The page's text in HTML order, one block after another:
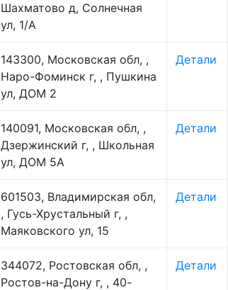
Шахматово д, Солнечная
ул, 1/А
143300, Московская обл, ,
Наро-Фоминск г, , Пушкина
ул, ДОМ 2
Детали
140091, Московская обл, ,
Дзержинский г, , Школьная
ул, ДОМ 5А
Детали
601503, Владимирская обл,
, Гусь-Хрустальный г, ,
Маяковского ул, 15
Детали
344072, Ростовская обл, ,
Ростов-на-Дону г, , 40-
Детали